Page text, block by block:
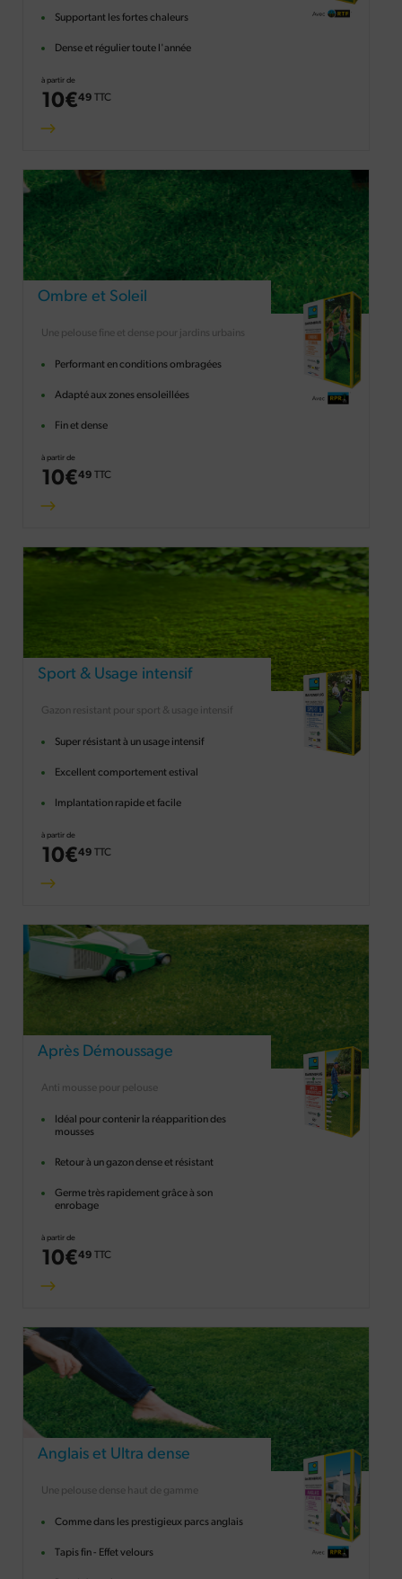
Supportant les fortes chaleurs
Dense et régulier toute l'année
à partir de
10€49 TTC
Ombre et Soleil
Une pelouse fine et dense pour jardins urbains
Performant en conditions ombragées
Adapté aux zones ensoleillées
Fin et dense
à partir de
10€49 TTC
Sport & Usage intensif
Gazon resistant pour sport & usage intensif
Super résistant à un usage intensif
Excellent comportement estival
Implantation rapide et facile
à partir de
10€49 TTC
Après Démoussage
Anti mousse pour pelouse
Idéal pour contenir la réapparition des
mousses
Retour à un gazon dense et résistant
Germe très rapidement grâce à son
enrobage
à partir de
10€49 TTC
Anglais et Ultra dense
Une pelouse dense haut de gamme
Comme dans les prestigieux parcs anglais
Tapis fin - Effet velours